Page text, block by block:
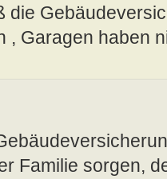
die
, Garagen haben
Familie sorgen,